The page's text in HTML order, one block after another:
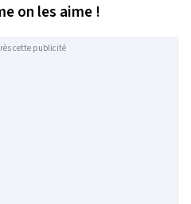
on les aime !
cette publicité